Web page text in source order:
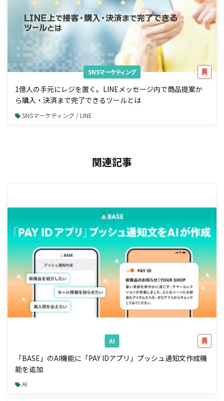
SNSマーケティング
1億人の手元にレジを置く。LINEメッセージ内で商品提案か
ら購入・決済まで完了できるツールとは
SNSマーケティング / LINE
関連記事
AI
「BASE」のAI機能に「PAY IDアプリ」プッシュ通知文作成機
能を追加
AI